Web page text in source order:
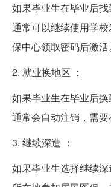
如果毕业生在毕业后
通常可以继续使用学
保中心领取密码后激活。
2. 就业换地区 ：
如果毕业生在毕业后
通常会自动注销，需要
3. 继续深造 ：
如果毕业生选择继续